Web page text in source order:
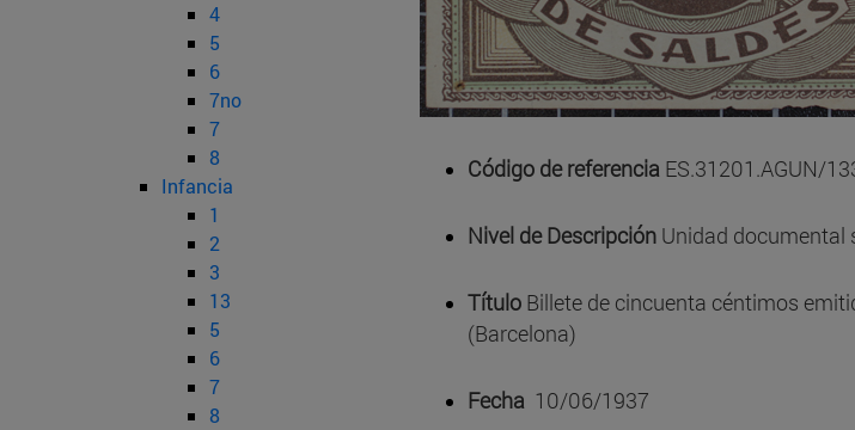
4
5
6
7no
7
8
Infancia
1
2
3
13
5
6
7
8
Código de referencia ES.31201.AGUN/
Nivel de Descripción Unidad documental
Título Billete de cincuenta céntimos
(Barcelona)
Fecha 10/06/1937